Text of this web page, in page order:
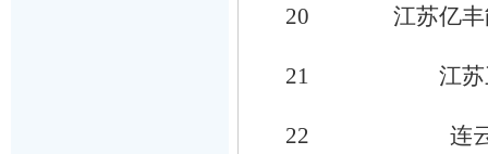
20 江苏亿
21 江
22 连